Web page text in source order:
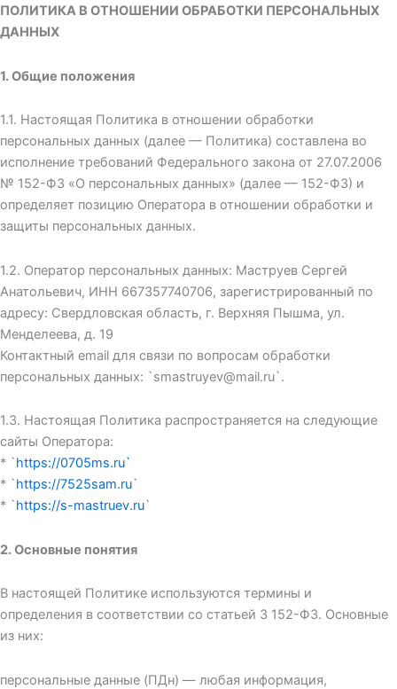
ПОЛИТИКА В ОТНОШЕНИИ ОБРАБОТКИ ПЕРСОНАЛЬНЫХ
ДАННЫХ
1. Общие положения
1.1. Настоящая Политика в отношении обработки
персональных данных (далее — Политика) составлена во
исполнение требований Федерального закона от 27.07.2006
№ 152-ФЗ «О персональных данных» (далее — 152-ФЗ) и
определяет позицию Оператора в отношении обработки и
защиты персональных данных.
1.2. Оператор персональных данных: Маструев Сергей
Анатольевич, ИНН 667357740706, зарегистрированный по
адресу: Свердловская область, г. Верхняя Пышма, ул.
Менделеева, д. 19
Контактный email для связи по вопросам обработки
персональных данных: `smastruyev@mail.ru`.
1.3. Настоящая Политика распространяется на следующие
сайты Оператора:
* `https://0705ms.ru`
* `https://7525sam.ru`
* `https://s-mastruev.ru`
2. Основные понятия
В настоящей Политике используются термины и
определения в соответствии со статьей 3 152-ФЗ. Основные
из них:
персональные данные (ПДн) — любая информация,